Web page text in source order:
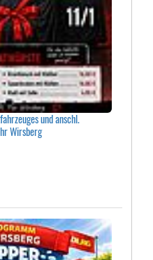
und anschl.
Wirsberg